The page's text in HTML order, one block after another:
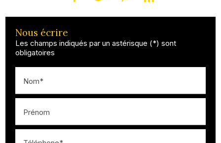
Nous écrire
Les champs indiqués par un astérisque (*) sont
obligatoires
Nom*
Prénom